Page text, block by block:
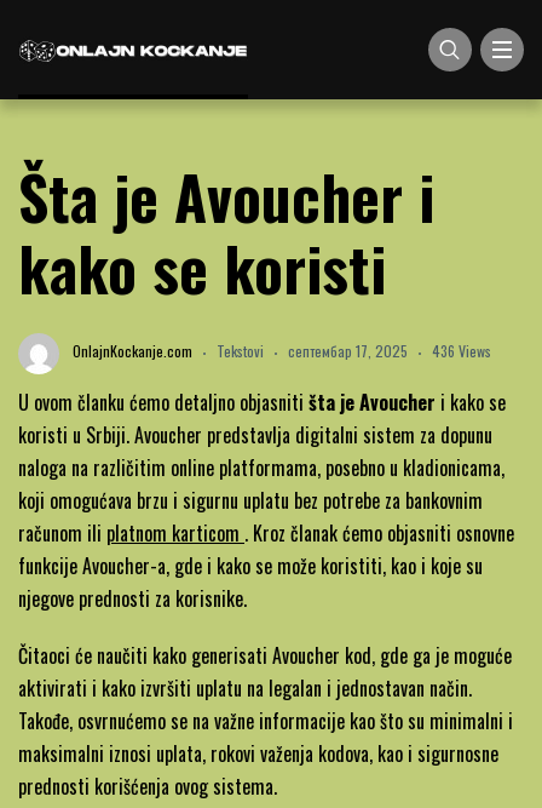
Šta je Avoucher i
kako se koristi
OnlajnKockanje.com Tekstovi септембар 17, 2025 436 Views
U ovom članku ćemo detaljno objasniti šta je Avoucher i kako se
koristi u Srbiji. Avoucher predstavlja digitalni sistem za dopunu
naloga na različitim online platformama, posebno u kladionicama,
koji omogućava brzu i sigurnu uplatu bez potrebe za bankovnim
računom ili platnom karticom -
Najbolja
kreditna
. Kroz članak ćemo objasniti osnovne
funkcije Avoucher-a, gde i kako se može koristiti, kao i koje su
njegove prednosti za korisnike.
Čitaoci će naučiti kako generisati Avoucher kod, gde ga je moguće
aktivirati i kako izvršiti uplatu na legalan i jednostavan način.
Takođe, osvrnućemo se na važne informacije kao što su minimalni i
maksimalni iznosi uplata, rokovi važenja kodova, kao i sigurnosne
prednosti korišćenja ovog sistema.